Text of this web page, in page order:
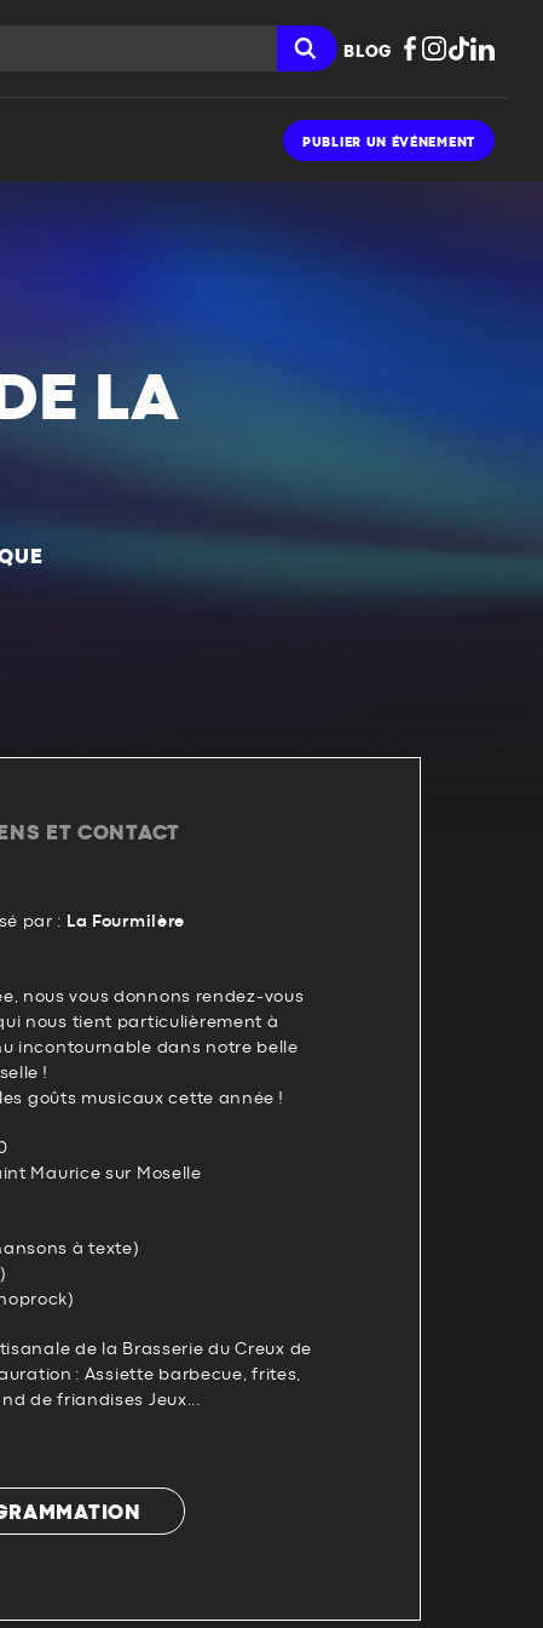
BLOG
PUBLIER UN ÉVÉNEMENT
LA
ET CONTACT
par : La Fourmilère
nous vous donnons rendez-vous
nous tient particulièrement à
incontournable dans notre belle
!
goûts musicaux cette année !
Maurice sur Moselle
à texte)
de la Brasserie du Creux de
: Assiette barbecue, frites,
de friandises Jeux...